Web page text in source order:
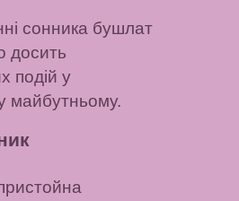
сонника бушлат
досить
подій у
майбутньому.